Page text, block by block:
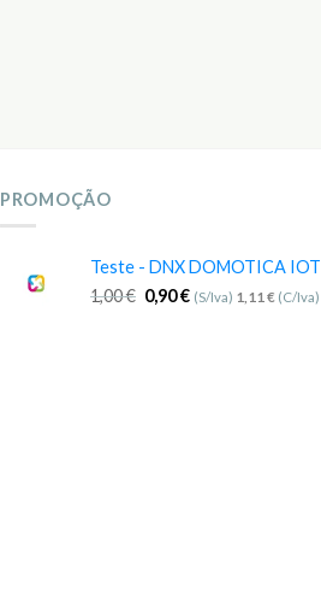
PROMOÇÃO
Teste - DNX DOMOTICA IOT
1,00€ 0,90€ (S/Iva) 1,11€ (C/Iva)